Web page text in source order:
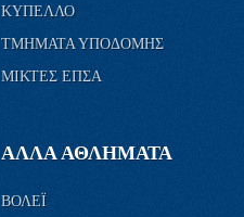
ΚΥΠΕΛΛΟ
ΤΜΗΜΑΤΑ ΥΠΟΔΟΜΗΣ
ΜΙΚΤΕΣ ΕΠΣΑ
ΑΛΛΑ ΑΘΛΗΜΑΤΑ
ΒΟΛΕΪ